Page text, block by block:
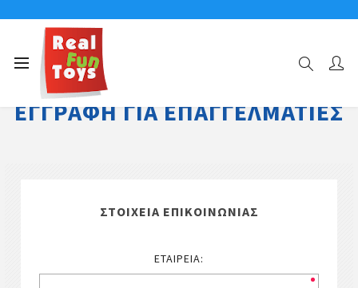
ΕΓΓΡΑΦΉ ΓΙΑ ΕΠΑΓΓΕΛΜΑΤΊΕΣ
ΣΤΟΙΧΕΊΑ ΕΠΙΚΟΙΝΩΝΊΑΣ
ΕΤΑΙΡΕΊΑ: